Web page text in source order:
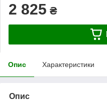
2 825 ₴
Опис Характеристики
Опис